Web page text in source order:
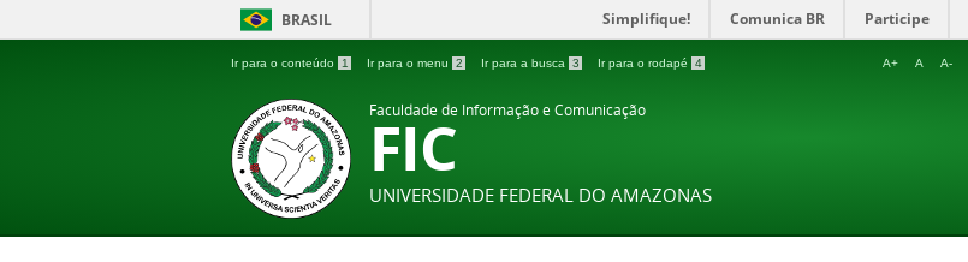
BRASIL Simplifique! Comunica BR Participe
Ir para o conteúdo 1 Ir para o menu 2 Ir para a busca 3 Ir para o rodapé 4 A+ A A-
Faculdade de Informação e Comunicação
FIC
UNIVERSIDADE FEDERAL DO AMAZONAS